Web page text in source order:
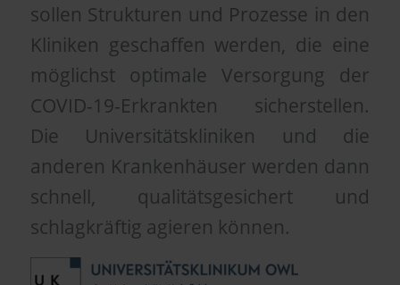
sollen Strukturen und Prozesse in den
Kliniken geschaffen werden, die eine
möglichst optimale Versorgung der
COVID-19-Erkrankten sicherstellen.
Die Universitätskliniken und die
anderen Krankenhäuser werden dann
schnell, qualitätsgesichert und
schlagkräftig agieren können.